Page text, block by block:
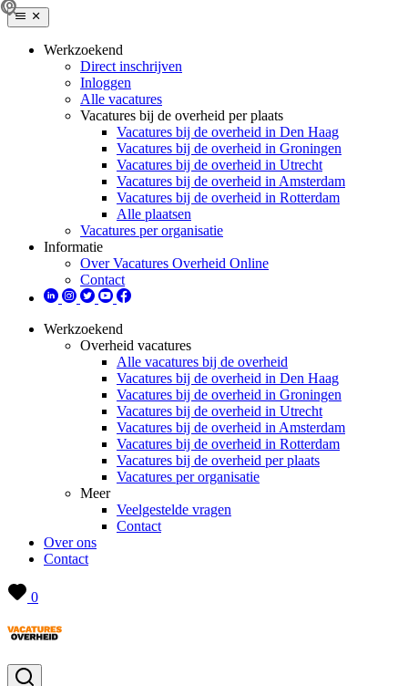
Werkzoekend
Direct inschrijven
Inloggen
Alle vacatures
Vacatures bij de overheid per plaats
Vacatures bij de overheid in Den Haag
Vacatures bij de overheid in Groningen
Vacatures bij de overheid in Utrecht
Vacatures bij de overheid in Amsterdam
Vacatures bij de overheid in Rotterdam
Alle plaatsen
Vacatures per organisatie
Informatie
Over Vacatures Overheid Online
Contact
Werkzoekend
Overheid vacatures
Alle vacatures bij de overheid
Vacatures bij de overheid in Den Haag
Vacatures bij de overheid in Groningen
Vacatures bij de overheid in Utrecht
Vacatures bij de overheid in Amsterdam
Vacatures bij de overheid in Rotterdam
Vacatures bij de overheid per plaats
Vacatures per organisatie
Meer
Veelgestelde vragen
Contact
Over ons
Contact
0